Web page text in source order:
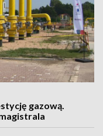
gazową.